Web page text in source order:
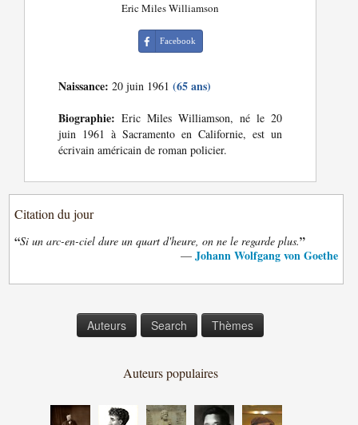
Eric Miles Williamson
Facebook
Naissance: 20 juin 1961(65 ans)
Biographie: Eric Miles Williamson, né le 20
juin 1961 à Sacramento en Californie, est un
écrivain américain de roman policier.
Citation du jour
“Si un arc-en-ciel dure un quart d'heure, on ne le regarde plus.”
— Johann Wolfgang von Goethe
Auteurs Search Thèmes
Auteurs populaires